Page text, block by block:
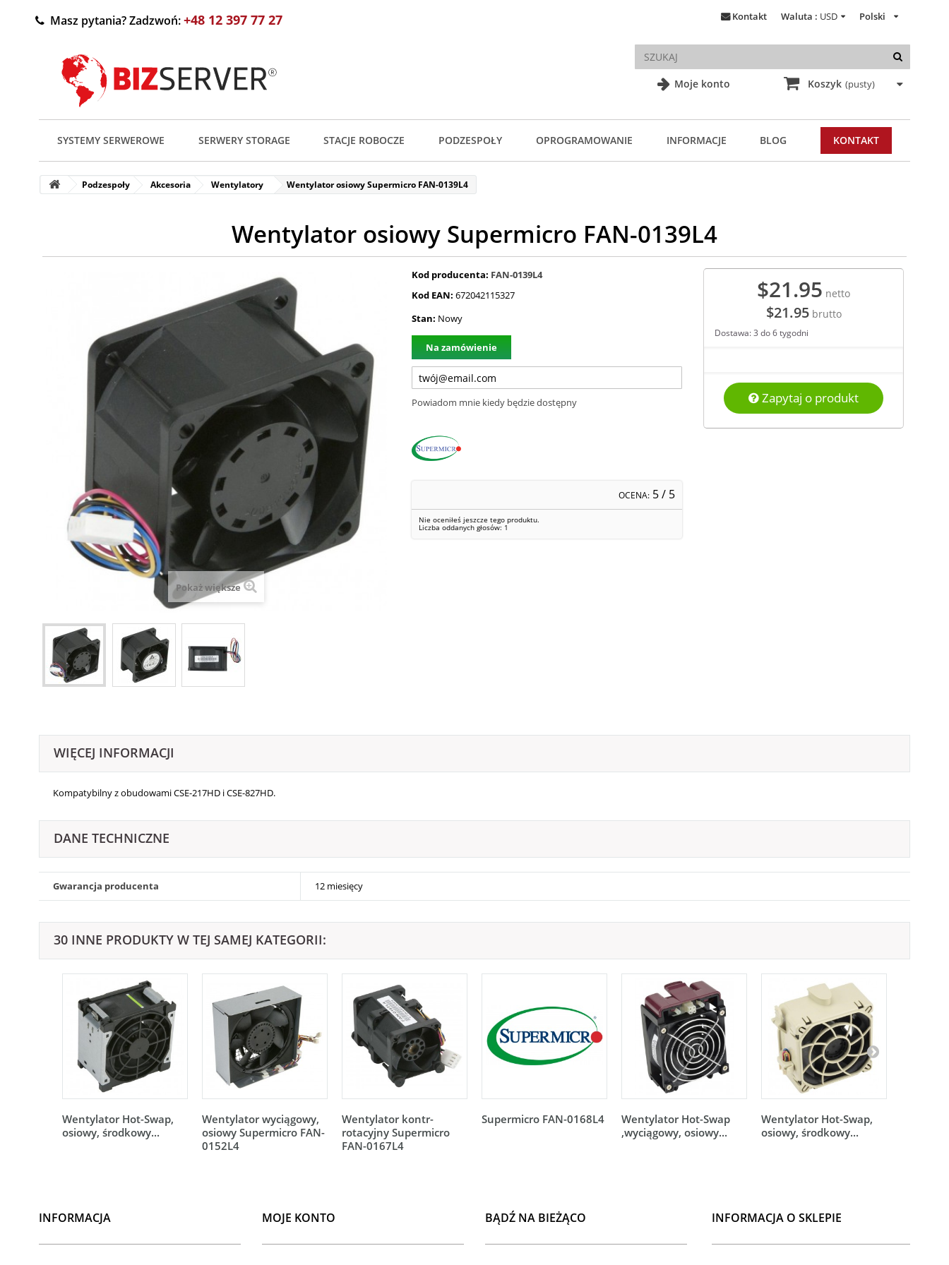
Moje konto
Polski
Waluta : USD
Kontakt
Masz pytania? Zadzwoń:+48 12 397 77 27
Koszyk (pusty)
SYSTEMY SERWEROWE SERWERY STORAGE STACJE ROBOCZE PODZESPOŁY OPROGRAMOWANIE INFORMACJE BLOG KONTAKT
Podzespoły Akcesoria Wentylatory Wentylator osiowy Supermicro FAN-0139L4
Wentylator osiowy Supermicro FAN-0139L4
Pokaż większe
Kod producenta: FAN-0139L4
Kod EAN: 672042115327
Stan: Nowy
Na zamówienie
Powiadom mnie kiedy będzie dostępny
OCENA: 5/ 5
Nie oceniłeś jeszcze tego produktu.
Liczba oddanych głosów: 1
$21.95 netto
$21.95brutto
Dostawa: 3 do 6 tygodni
Zapytaj o produkt
WIĘCEJ INFORMACJI
Kompatybilny z obudowamiCSE-217HD i CSE-827HD.
DANE TECHNICZNE
Gwarancja producenta 12 miesięcy
30 INNE PRODUKTY W TEJ SAMEJ KATEGORII:
Wentylator Hot-Swap,
osiowy, środkowy...
Wentylator wyciągowy,
osiowy Supermicro FAN-
0152L4
Wentylator kontr-
rotacyjny Supermicro
FAN-0167L4
Supermicro FAN-0168L4
Wentylator Hot-Swap
,wyciągowy, osiowy...
Wentylator Hot-Swap,
osiowy, środkowy...
INFORMACJA MOJE KONTO BĄDŹ NA BIEŻĄCO INFORMACJA O SKLEPIE